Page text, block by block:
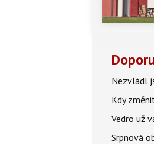
Nezvládl
Kdy
Vedro už
Srpnová